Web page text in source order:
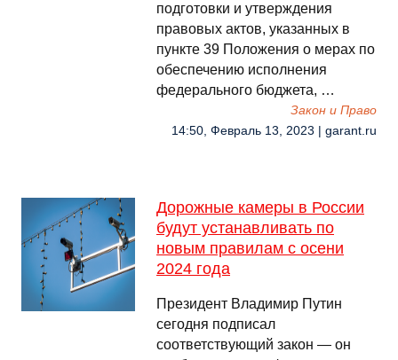
подготовки и утверждения
правовых актов, указанных в
пункте 39 Положения о мерах по
обеспечению исполнения
федерального бюджета, …
Закон и Право
14:50, Февраль 13, 2023 | garant.ru
Дорожные камеры в России
будут устанавливать по
новым правилам с осени
2024 года
Президент Владимир Путин
сегодня подписал
соответствующий закон — он